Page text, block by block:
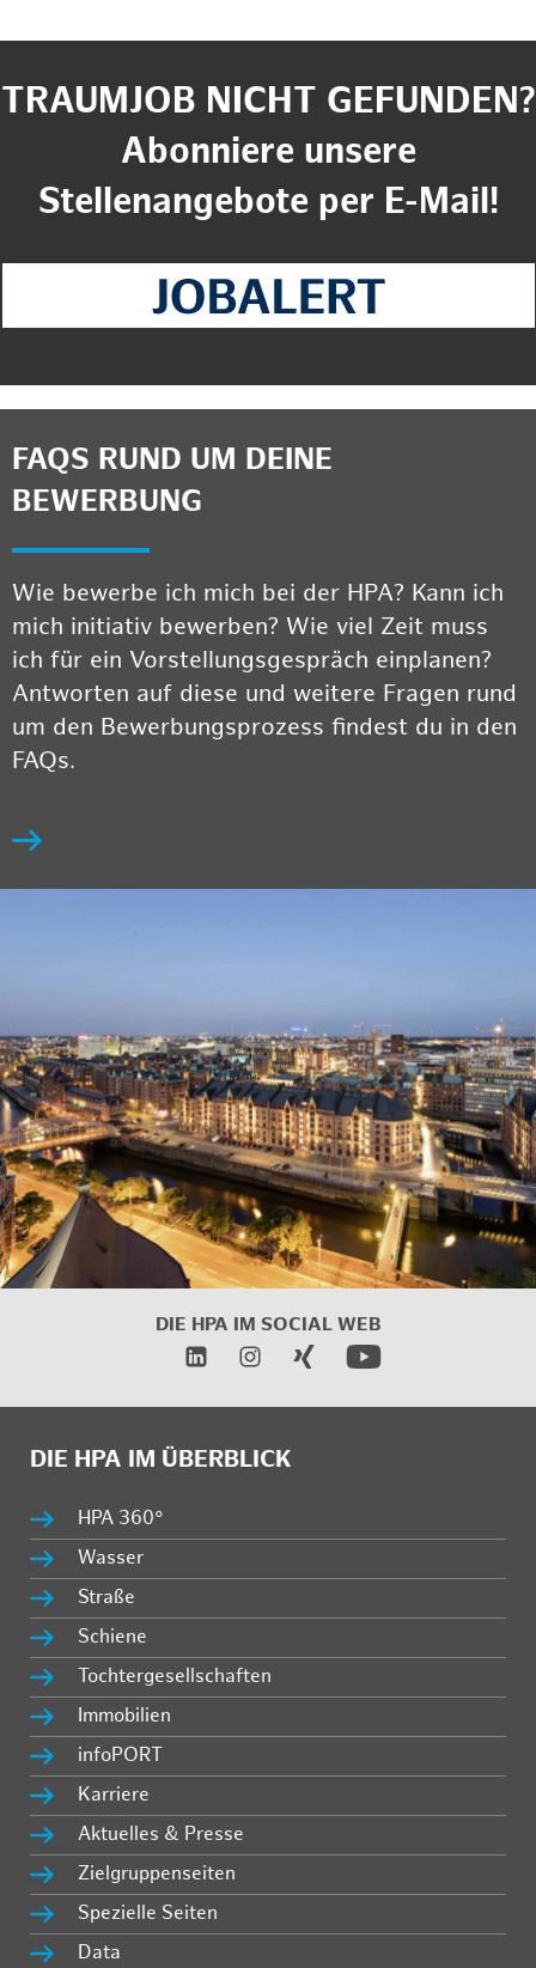
TRAUMJOB NICHT GEFUNDEN?
Abonniere unsere
Stellenangebote per E-Mail!
FAQS RUND UM DEINE
BEWERBUNG
Wie bewerbe ich mich bei der HPA? Kann ich
mich initiativ bewerben? Wie viel Zeit muss
ich für ein Vorstellungsgespräch einplanen?
Antworten auf diese und weitere Fragen rund
um den Bewerbungsprozess findest du in den
FAQs.
DIE HPA IM SOCIAL WEB
DIE HPA IM ÜBERBLICK
HPA 360°
Wasser
Straße
Schiene
Tochtergesellschaften
Immobilien
infoPORT
Karriere
Aktuelles & Presse
Zielgruppenseiten
Spezielle Seiten
Data